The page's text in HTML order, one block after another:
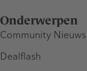
Onderwerpen
Community Nieuws
Dealflash